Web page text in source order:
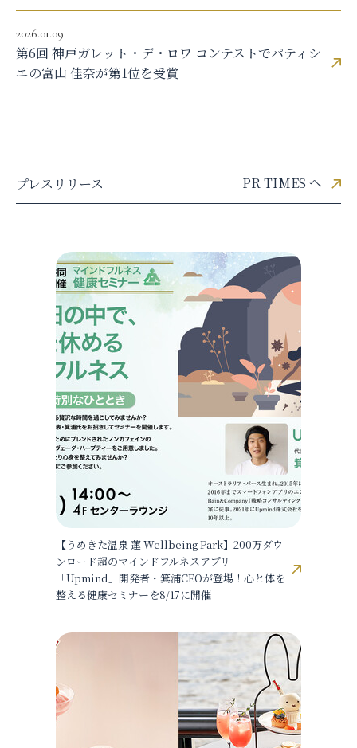
2026.01.09
第6回 神戸ガレット・デ・ロワ コンテストでパティシ
エの富山 佳奈が第1位を受賞
プレスリリース PR TIMES へ
【うめきた温泉 蓮 Wellbeing Park】200万ダウ
ンロード超のマインドフルネスアプリ
「Upmind」開発者・箕浦CEOが登場！心と体を
整える健康セミナーを8/17に開催